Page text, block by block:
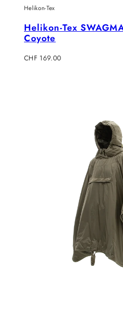
Helikon-Tex
Helikon-Tex
Coyote
Regulärer
CHF 169.00